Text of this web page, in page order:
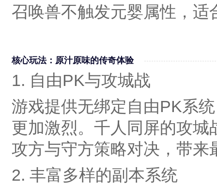
召唤兽不触发元婴属性，适
核心玩法：原汁原味的传奇体验
1. 自由PK与攻城战
游戏提供无绑定自由PK系
更加激烈。千人同屏的攻
攻方与守方策略对决，带来
2. 丰富多样的副本系统